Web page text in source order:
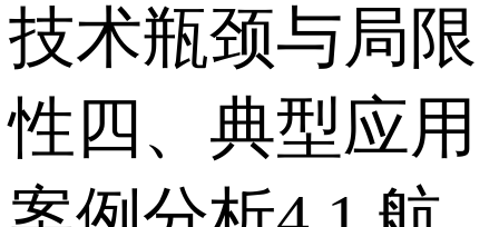
技术瓶颈与局限
性 四、典型应用